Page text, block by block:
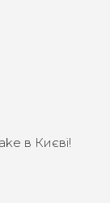
в Києві!